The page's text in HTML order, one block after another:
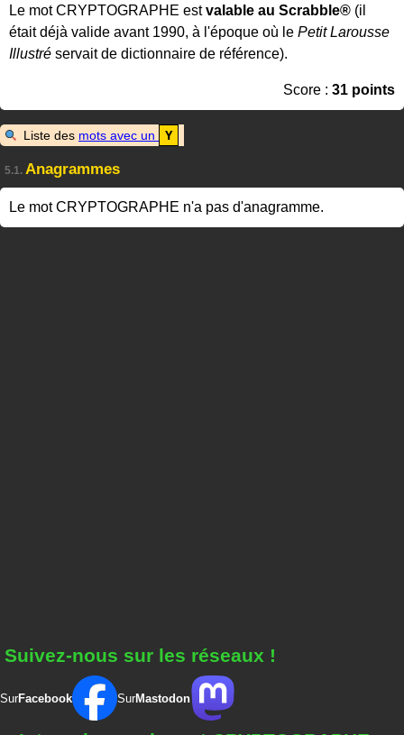
Le mot CRYPTOGRAPHE estvalable au Scrabble® (il
était déjà valide avant 1990, à l'époque où le Petit Larousse
Illustré servait de dictionnaire de référence).
Score : 31 points
Liste des mots avec un Y
5.1. Anagrammes
Le mot CRYPTOGRAPHE n'a pas d'anagramme.
Suivez-nous sur les réseaux !
SurFacebook SurMastodon